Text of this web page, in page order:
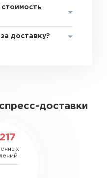
стоимость
доставку?
доставки